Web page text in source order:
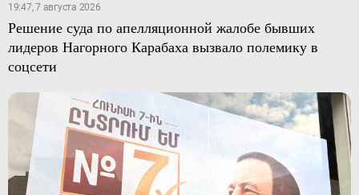
19:47, 7 августа 2026
Решение суда по апелляционной жалобе бывших
лидеров Нагорного Карабаха вызвало полемику в
соцсети